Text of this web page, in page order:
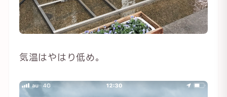
気温はやはり低め。